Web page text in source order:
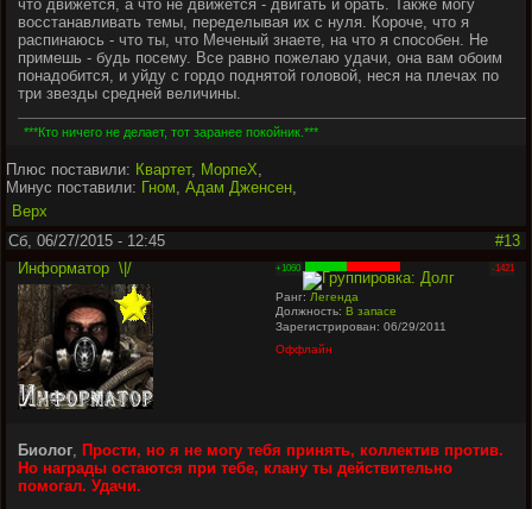
что движется, а что не движется - двигать и орать. Также могу
восстанавливать темы, переделывая их с нуля. Короче, что я
распинаюсь - что ты, что Меченый знаете, на что я способен. Не
примешь - будь посему. Все равно пожелаю удачи, она вам обоим
понадобится, и уйду с гордо поднятой головой, неся на плечах по
три звезды средней величины.
***Кто ничего не делает, тот заранее покойник.***
Плюс поставили: Квартет, МорпеX
Минус поставили: Гном Адам Дженсен
Верх
Сб, 06/27/2015 - 12:45
#13
Информатор \|/ +1060 -1421
Ранг: Легенда
Должность:В запасе
Зарегистрирован: 06/29/2011
Оффлайн
Биолог Прости, но я не могу тебя принять, коллектив против.
Но награды остаются при тебе, клану ты действительно
помогал. Удачи.